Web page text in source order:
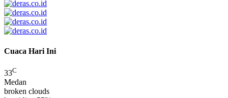
Cuaca Hari Ini
33C
Medan
broken clouds